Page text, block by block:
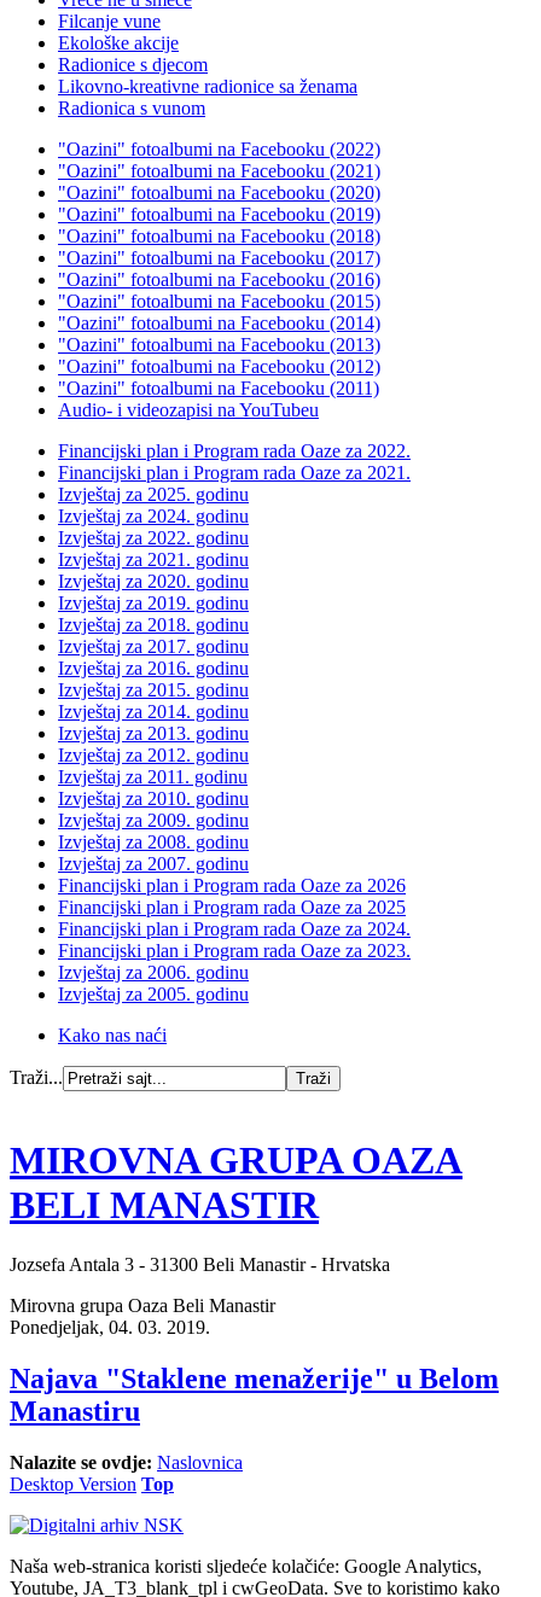
Filcanje vune
Ekološke akcije
Radionice s djecom
Likovno-kreativne radionice sa ženama
Radionica s vunom
"Oazini" fotoalbumi na Facebooku (2022)
"Oazini" fotoalbumi na Facebooku (2021)
"Oazini" fotoalbumi na Facebooku (2020)
"Oazini" fotoalbumi na Facebooku (2019)
"Oazini" fotoalbumi na Facebooku (2018)
"Oazini" fotoalbumi na Facebooku (2017)
"Oazini" fotoalbumi na Facebooku (2016)
"Oazini" fotoalbumi na Facebooku (2015)
"Oazini" fotoalbumi na Facebooku (2014)
"Oazini" fotoalbumi na Facebooku (2013)
"Oazini" fotoalbumi na Facebooku (2012)
"Oazini" fotoalbumi na Facebooku (2011)
Audio- i videozapisi na YouTubeu
Financijski plan i Program rada Oaze za 2022.
Financijski plan i Program rada Oaze za 2021.
Izvještaj za 2025. godinu
Izvještaj za 2024. godinu
Izvještaj za 2022. godinu
Izvještaj za 2021. godinu
Izvještaj za 2020. godinu
Izvještaj za 2019. godinu
Izvještaj za 2018. godinu
Izvještaj za 2017. godinu
Izvještaj za 2016. godinu
Izvještaj za 2015. godinu
Izvještaj za 2014. godinu
Izvještaj za 2013. godinu
Izvještaj za 2012. godinu
Izvještaj za 2011. godinu
Izvještaj za 2010. godinu
Izvještaj za 2009. godinu
Izvještaj za 2008. godinu
Izvještaj za 2007. godinu
Financijski plan i Program rada Oaze za 2026
Financijski plan i Program rada Oaze za 2025
Financijski plan i Program rada Oaze za 2024.
Financijski plan i Program rada Oaze za 2023.
Izvještaj za 2006. godinu
Izvještaj za 2005. godinu
Kako nas naći
Traži...
MIROVNA GRUPA OAZA
BELI MANASTIR
Jozsefa Antala 3 - 31300 Beli Manastir - Hrvatska
Mirovna grupa Oaza Beli Manastir
Ponedjeljak, 04. 03. 2019.
Najava "Staklene menažerije" u Belom
Manastiru
Nalazite se ovdje: Naslovnica
Desktop Version Top
Naša web-stranica koristi sljedeće kolačiće: Google Analytics,
Youtube, JA_T3_blank_tpl i cwGeoData. Sve to koristimo kako